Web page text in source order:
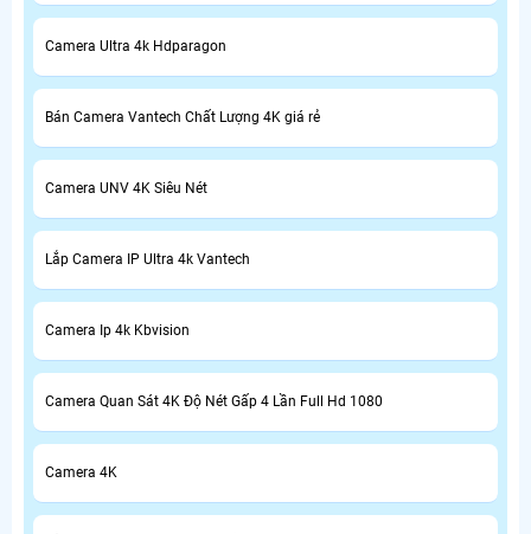
Camera Ultra 4k Hdparagon
Bán Camera Vantech Chất Lượng 4K giá rẻ
Camera UNV 4K Siêu Nét
Lắp Camera IP Ultra 4k Vantech
Camera Ip 4k Kbvision
Camera Quan Sát 4K Độ Nét Gấp 4 Lần Full Hd 1080
Camera 4K